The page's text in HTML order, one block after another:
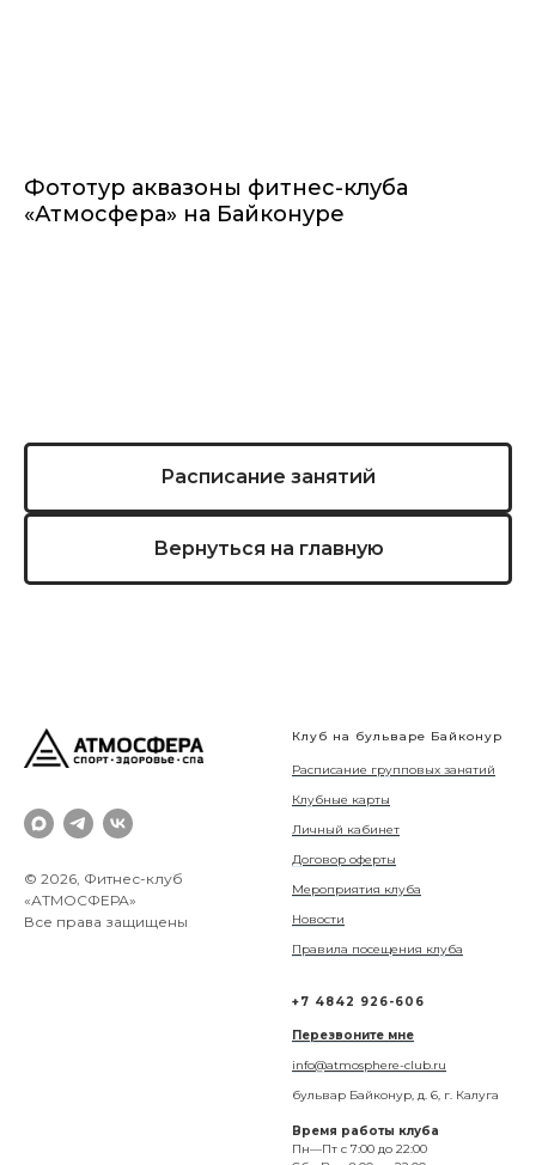
Фототур аквазоны фитнес-клуба
«Атмосфера» на Байконуре
Расписание занятий
Вернуться на главную
© 2026, Фитнес-клуб
«АТМОСФЕРА»
Все права защищены
Клуб на бульваре Байконур
Расписание групповых занятий
Клубные карты
Личный кабинет
Договор оферты
Мероприятия клуба
Новости
Правила посещения клуба
+7 4842 926-606
Перезвоните мне
info@atmosphere-club.ru
бульвар Байконур, д. 6, г. Калуга
Время работы клуба
Пн—Пт с 7:00 до 22:00